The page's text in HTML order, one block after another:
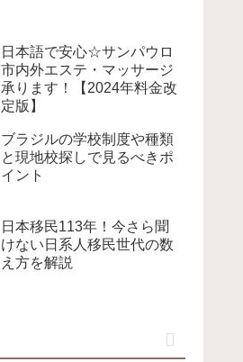
日本語で安心☆サンパウロ
市内外エステ・マッサージ
承ります！【2024年料金改
定版】
ブラジルの学校制度や種類
と現地校探しで見るべきポ
イント
日本移民113年！今さら聞
けない日系人移民世代の数
え方を解説